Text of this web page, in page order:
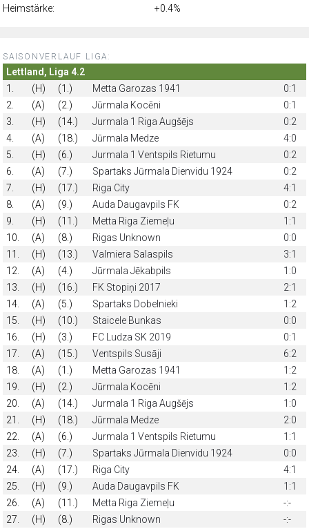
Heimstärke:
+0.4%
SAISONVERLAUF LIGA:
Lettland, Liga 4.2
1.
(H) (1.) Metta Garozas 1941
0:1
2.
(A) (2.) Jūrmala Kocēni
0:1
3.
(H) (14.) Jurmala 1 Riga Augšējs
0:2
4.
(A) (18.) Jūrmala Medze
4:0
5.
(H) (6.) Jurmala 1 Ventspils Rietumu
0:2
6.
(A) (7.) Spartaks Jūrmala Dienvidu 1924
0:2
7.
(H) (17.) Riga City
4:1
8.
(A) (9.) Auda Daugavpils FK
0:2
9.
(H) (11.) Metta Riga Ziemeļu
1:1
10.
(A) (8.) Rigas Unknown
0:0
11.
(H) (13.) Valmiera Salaspils
3:1
12.
(A) (4.) Jūrmala Jēkabpils
1:0
13.
(H) (16.) FK Stopiņi 2017
2:1
14.
(A) (5.) Spartaks Dobelnieki
1:2
15.
(H) (10.) Staicele Bunkas
0:0
16.
(H) (3.) FC Ludza SK 2019
0:1
17.
(A) (15.) Ventspils Susāji
6:2
18.
(A) (1.) Metta Garozas 1941
1:2
19.
(H) (2.) Jūrmala Kocēni
1:2
20.
(A) (14.) Jurmala 1 Riga Augšējs
1:0
21.
(H) (18.) Jūrmala Medze
2:0
22.
(A) (6.) Jurmala 1 Ventspils Rietumu
1:1
23.
(H) (7.) Spartaks Jūrmala Dienvidu 1924
0:0
24.
(A) (17.) Riga City
4:1
25.
(H) (9.) Auda Daugavpils FK
1:1
26.
(A) (11.) Metta Riga Ziemeļu
-:-
27.
(H) (8.) Rigas Unknown
-:-